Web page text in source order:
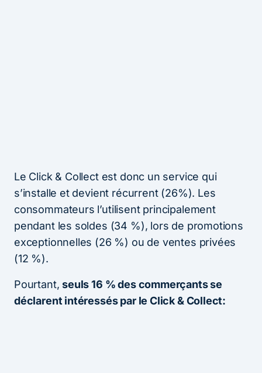
Le Click & Collect est donc un service qui
s’installe et devient récurrent (26%). Les
consommateurs l’utilisent principalement
pendant les soldes (34 %), lors de promotions
exceptionnelles (26 %) ou de ventes privées
(12 %).
Pourtant,seuls 16 % des commerçants se
déclarent intéressés par le Click & Collect: